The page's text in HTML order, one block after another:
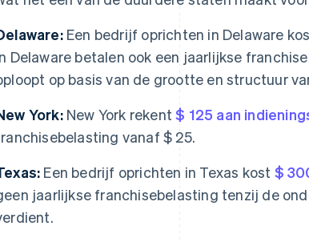
Een bedrijf oprichten in Delaware
Delaware betalen ook een jaarlijkse
op basis van de grootte en structuur
York:New York rekent$ 125 aan
vanaf $ 25.
Een bedrijf oprichten in Texas kost $
jaarlijkse franchisebelasting tenzij de